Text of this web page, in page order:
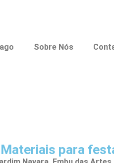
Sobre Nós
para